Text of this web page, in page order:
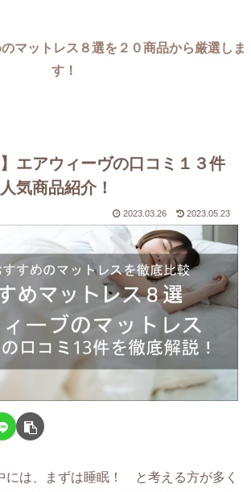
マットレス８選を２０商品から厳選しま
す！
】エアウィーヴの口コミ１３件
気商品紹介！
2023.03.26 2023.05.23
には、まずは睡眠！ と考える方が多く